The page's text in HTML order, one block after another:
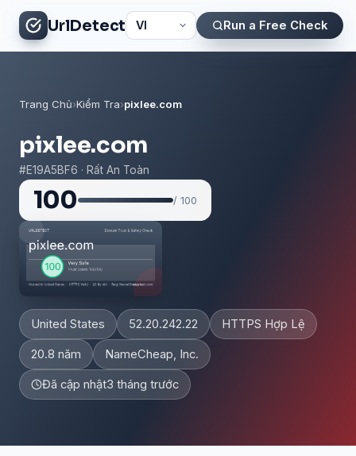
UrlDetect Run a Free Check
Trang Chủ›Kiểm Tra›pixlee.com
pixlee.com
#E19A5BF6 · Rất An Toàn
100 / 100
United States 52.20.242.22 HTTPS Hợp Lệ
20.8 năm NameCheap, Inc.
Đã cập nhật3 tháng trước